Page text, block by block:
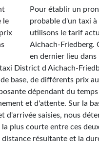
Pour établir un
probable d'un taxi à
utilisons le tarif
Aichach-Friedberg.
en dernier lieu
District d Aichach-
base, de différents prix
dépendant du
et d'attente. Sur la
d'arrivée saisies, nous
la plus courte entre ces
résultante et la